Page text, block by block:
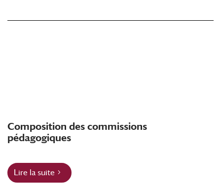
Composition des commissions
pédagogiques
Lire la suite